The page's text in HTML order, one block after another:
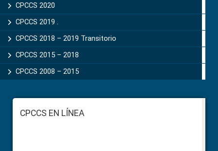
CPCCS 2020
CPCCS 2019 .
CPCCS 2018 – 2019 Transitorio
CPCCS 2015 – 2018
CPCCS 2008 – 2015
FooterCPCCS EN LÍNEA